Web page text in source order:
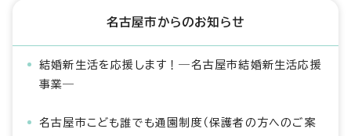
名古屋市からのお知らせ
結婚新生活を応援します！―名古屋市結婚新生活応援
事業―
名古屋市こども誰でも通園制度（保護者の方へのご案